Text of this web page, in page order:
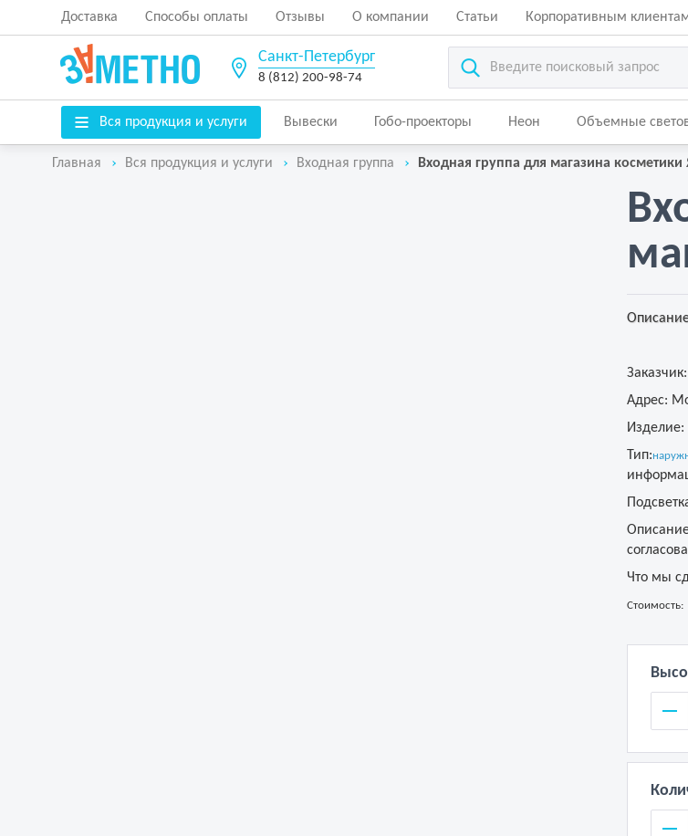
Доставка Способы оплаты Отзывы О компании Статьи Корпоративным
Санкт-Петербург
8 (812) 200-98-74
Вся продукция и услуги Вывески Гобо-проекторы Неон Объемные
Главная Вся продукция и услуги Входная группа Входная группа для магазина косметики
Заказчик:
Адрес:
Изделие:
Тип:
Что мы
Стоимость: